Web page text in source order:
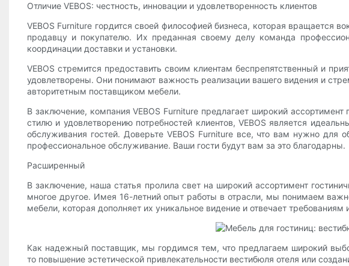
Отличие VEBOS: честность, инновации и удовлетворенность клиентов
VEBOS Furniture гордится своей философией бизнеса, которая вращается
продавцу и покупателю. Их преданная своему делу команда
координации доставки и установки.
VEBOS стремится предоставить своим клиентам беспрепятственный и
удовлетворены. Они понимают важность реализации вашего видения и
авторитетным поставщиком мебели.
В заключение, компания VEBOS Furniture предлагает широкий
стилю и удовлетворению потребностей клиентов, VEBOS является
обслуживания гостей. Доверьте VEBOS Furniture все, что вам нужно для
профессиональное обслуживание. Ваши гости будут вам за это благодарны.
Расширенный
В заключение, наша статья пролила свет на широкий ассортимент
многое другое. Имея 16-летний опыт работы в отрасли, мы понимаем
мебели, которая дополняет их уникальное видение и отвечает требованиям
Как надежный поставщик, мы гордимся тем, что предлагаем широкий
то повышение эстетической привлекательности вестибюля отеля или